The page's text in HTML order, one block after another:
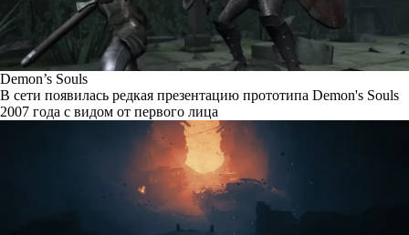
Demon’s Souls
В сети появилась редкая презентацию прототипа Demon's Souls
2007 года с видом от первого лица